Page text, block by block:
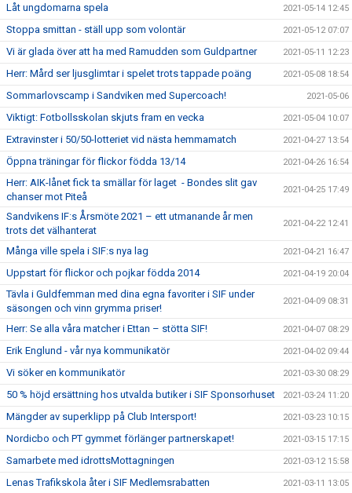
Låt ungdomarna spela 2021-05-14 12:45
Stoppa smittan - ställ upp som volontär 2021-05-12 07:07
Vi är glada över att ha med Ramudden som Guldpartner 2021-05-11 12:23
Herr: Mård ser ljusglimtar i spelet trots tappade poäng 2021-05-08 18:54
Sommarlovscamp i Sandviken med Supercoach! 2021-05-06
Viktigt: Fotbollsskolan skjuts fram en vecka 2021-05-04 10:07
Extravinster i 50/50-lotteriet vid nästa hemmamatch 2021-04-27 13:54
Öppna träningar för flickor födda 13/14 2021-04-26 16:54
Herr: AIK-lånet fick ta smällar för laget - Bondes slit gav
chanser mot Piteå
2021-04-25 17:49
Sandvikens IF:s Årsmöte 2021 – ett utmanande år men
trots det välhanterat
2021-04-22 12:41
Många ville spela i SIF:s nya lag 2021-04-21 16:47
Uppstart för flickor och pojkar födda 2014 2021-04-19 20:04
Tävla i Guldfemman med dina egna favoriter i SIF under
säsongen och vinn grymma priser!
2021-04-09 08:31
Herr: Se alla våra matcher i Ettan – stötta SIF! 2021-04-07 08:29
Erik Englund - vår nya kommunikatör 2021-04-02 09:44
Vi söker en kommunikatör 2021-03-30 08:29
50 % höjd ersättning hos utvalda butiker i SIF Sponsorhuset 2021-03-24 11:20
Mängder av superklipp på Club Intersport! 2021-03-23 10:15
Nordicbo och PT gymmet förlänger partnerskapet! 2021-03-15 17:15
Samarbete med idrottsMottagningen 2021-03-12 15:58
Lenas Trafikskola åter i SIF Medlemsrabatten 2021-03-11 13:05